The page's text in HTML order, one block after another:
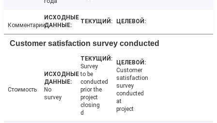
Комментарии
Customer satisfaction survey conducted
Стоимость
No
survey
Survey
to be
conducted
prior the
project
closing
d
Customer
satisfaction
survey
conducted
at
project